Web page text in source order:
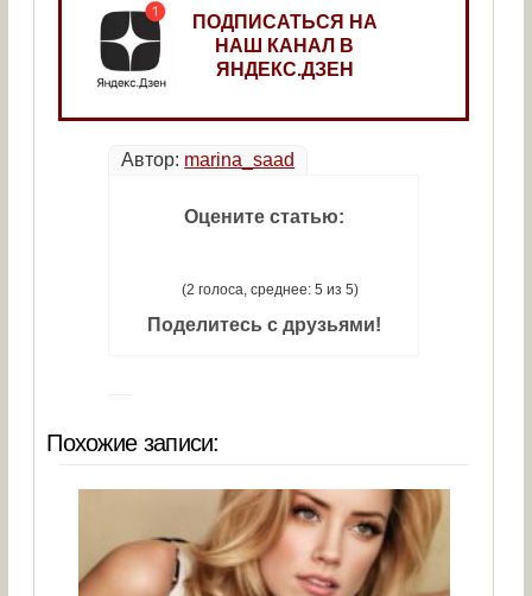
ПОДПИСАТЬСЯ НА
НАШ КАНАЛ В
ЯНДЕКС.ДЗЕН
Автор: marina_saad
Оцените статью:
(2 голоса, среднее: 5 из 5)
Поделитесь с друзьями!
Похожие записи: